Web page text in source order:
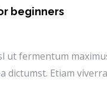
beginners
ut fermentum
dictumst. Etiam